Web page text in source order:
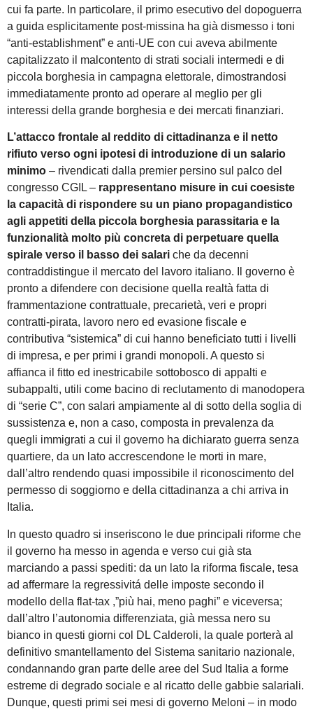
cui fa parte. In particolare, il primo esecutivo del dopoguerra
a guida esplicitamente post-missina ha già dismesso i toni
“anti-establishment” e anti-UE con cui aveva abilmente
capitalizzato il malcontento di strati sociali intermedi e di
piccola borghesia in campagna elettorale, dimostrandosi
immediatamente pronto ad operare al meglio per gli
interessi della grande borghesia e dei mercati finanziari.
L’attacco frontale al reddito di cittadinanza e il netto
rifiuto verso ogni ipotesi di introduzione di un salario
minimo – rivendicati dalla premier persino sul palco del
congresso CGIL – rappresentano misure in cui coesiste
la capacità di rispondere su un piano propagandistico
agli appetiti della piccola borghesia parassitaria e la
funzionalità molto più concreta di perpetuare quella
spirale verso il basso dei salari che da decenni
contraddistingue il mercato del lavoro italiano. Il governo è
pronto a difendere con decisione quella realtà fatta di
frammentazione contrattuale, precarietà, veri e propri
contratti-pirata, lavoro nero ed evasione fiscale e
contributiva “sistemica” di cui hanno beneficiato tutti i livelli
di impresa, e per primi i grandi monopoli. A questo si
affianca il fitto ed inestricabile sottobosco di appalti e
subappalti, utili come bacino di reclutamento di manodopera
di “serie C”, con salari ampiamente al di sotto della soglia di
sussistenza e, non a caso, composta in prevalenza da
quegli immigrati a cui il governo ha dichiarato guerra senza
quartiere, da un lato accrescendone le morti in mare,
dall’altro rendendo quasi impossibile il riconoscimento del
permesso di soggiorno e della cittadinanza a chi arriva in
Italia.
In questo quadro si inseriscono le due principali riforme che
il governo ha messo in agenda e verso cui già sta
marciando a passi spediti: da un lato la riforma fiscale, tesa
ad affermare la regressivitá delle imposte secondo il
modello della flat-tax ,”più hai, meno paghi” e viceversa;
dall’altro l’autonomia differenziata, già messa nero su
bianco in questi giorni col DL Calderoli, la quale porterà al
definitivo smantellamento del Sistema sanitario nazionale,
condannando gran parte delle aree del Sud Italia a forme
estreme di degrado sociale e al ricatto delle gabbie salariali.
Dunque, questi primi sei mesi di governo Meloni – in modo